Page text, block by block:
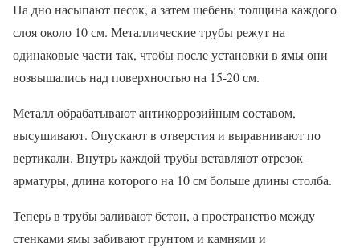
На дно насыпают песок, а затем щебень; толщина каждого
слоя около 10 см. Металлические трубы режут на
одинаковые части так, чтобы после установки в ямы они
возвышались над поверхностью на 15-20 см.
Металл обрабатывают антикоррозийным составом,
высушивают. Опускают в отверстия и выравнивают по
вертикали. Внутрь каждой трубы вставляют отрезок
арматуры, длина которого на 10 см больше длины столба.
Теперь в трубы заливают бетон, а пространство между
стенками ямы забивают грунтом и камнями и